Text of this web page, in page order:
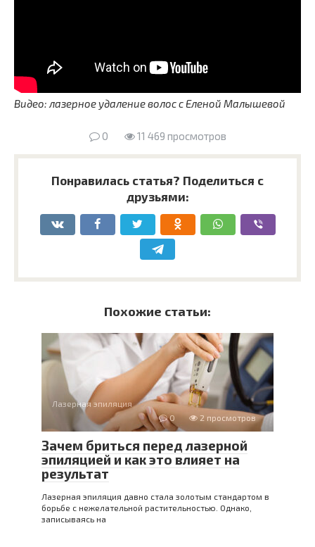
Видео: лазерное удаление волос с Еленой Малышевой
0 11 469 просмотров
Понравилась статья? Поделиться с
друзьями:
Похожие статьи:
Лазерная эпиляция
0
2 просмотров
Зачем бриться перед лазерной
эпиляцией и как это влияет на
результат
Лазерная эпиляция давно стала золотым стандартом в
борьбе с нежелательной растительностью. Однако,
записываясь на